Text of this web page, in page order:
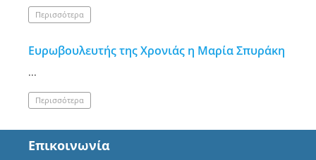
Περισσότερα
Ευρωβουλευτής της Χρονιάς η Μαρία Σπυράκη
...
Περισσότερα
Επικοινωνία